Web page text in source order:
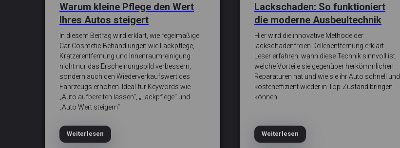
Warum kleine Pflege den Wert
Ihres Autos steigert
In diesem Beitrag wird erklärt, wie regelmäßige
Car Cosmetic Behandlungen wie Lackpflege,
Kratzerentfernung und Innenraumreinigung
nicht nur das Erscheinungsbild verbessern,
sondern auch den Wiederverkaufswert des
Fahrzeugs erhöhen. Ideal für Keywords wie
„Auto aufbereiten lassen“, „Lackpflege“ und
„Auto Wert steigern“
Weiterlesen
Lackschaden: So funktioniert
die moderne Ausbeultechnik
Hier wird die innovative Methode der
lackschadenfreien Dellenentfernung erklärt.
Leser erfahren, wann diese Technik sinnvoll ist,
welche Vorteile sie gegenüber herkömmlichen
Reparaturen hat und wie sie ihr Auto schnell und
kosteneffizient wieder in Top-Zustand bringen
können
Weiterlesen